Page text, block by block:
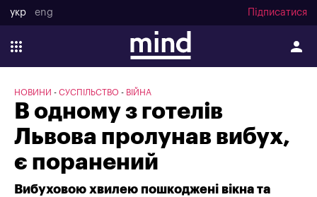
укр eng Підписатися
НОВИНИ СУСПІЛЬСТВО ВІЙНА
В одному з готелів
Львова пролунав вибух,
є поранений
Вибуховою хвилею пошкоджені вікна та